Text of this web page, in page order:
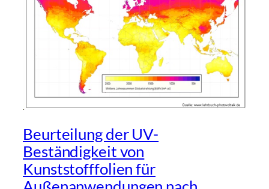
Beurteilung der UV-
Beständigkeit von
Kunststofffolien für